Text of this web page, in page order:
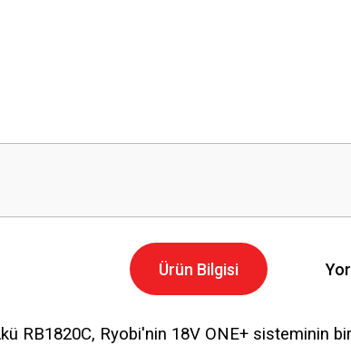
Ürün Bilgisi
RB1820C, Ryobi'nin 18V ONE+ sisteminin